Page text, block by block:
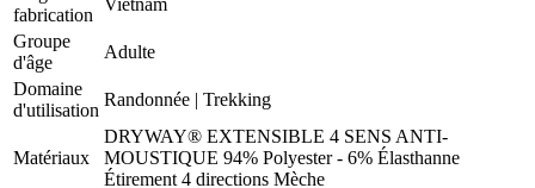
fabrication
Groupe
d'âge
Adulte
Domaine
d'utilisation
Randonnée | Trekking
Matériaux
DRYWAY® EXTENSIBLE 4 SENS ANTI-
MOUSTIQUE 94% Polyester - 6% Élasthanne
Étirement 4 directions Mèche